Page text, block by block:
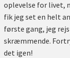
oplevelse for livet,
fik jeg set en helt
første gang, jeg
skræmmende.
det igen!